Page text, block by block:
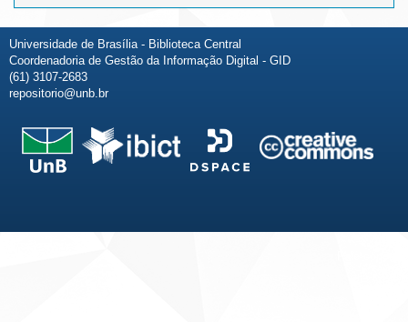
Universidade de Brasília - Biblioteca Central
Coordenadoria de Gestão da Informação Digital - GID
(61) 3107-2683
repositorio@unb.br